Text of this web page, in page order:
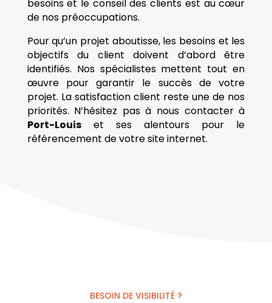
besoins et le conseil des clients est au cœur
de nos préoccupations.
Pour qu’un projet aboutisse, les besoins et les
objectifs du client doivent d’abord être
identifiés. Nos spécialistes mettent tout en
œuvre pour garantir le succès de votre
projet. La satisfaction client reste une de nos
priorités. N’hésitez pas à nous contacter à
Port-Louiset ses alentours pour le
référencement de votre site internet.
BESOIN DE VISIBILITÉ ?